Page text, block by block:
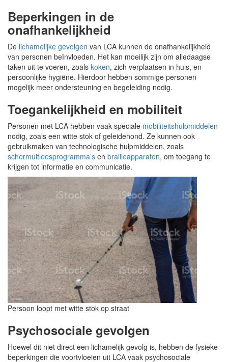
Beperkingen in de
onafhankelijkheid
De lichamelijke gevolgen van LCA kunnen de onafhankelijkheid
van personen beïnvloeden. Het kan moeilijk zijn om alledaagse
taken uit te voeren, zoals koken, zich verplaatsen in huis, en
persoonlijke hygiëne. Hierdoor hebben sommige personen
mogelijk meer ondersteuning en begeleiding nodig.
Toegankelijkheid en mobiliteit
Personen met LCA hebben vaak speciale mobiliteitshulpmiddelen
nodig, zoals een witte stok of geleidehond. Ze kunnen ook
gebruikmaken van technologische hulpmiddelen, zoals
schermuitleesprogramma’s en brailleapparaten, om toegang te
krijgen tot informatie en communicatie.
Persoon loopt met witte stok op straat
Psychosociale gevolgen
Hoewel dit niet direct een lichamelijk gevolg is, hebben de fysieke
beperkingen die voortvloeien uit LCA vaak psychosociale